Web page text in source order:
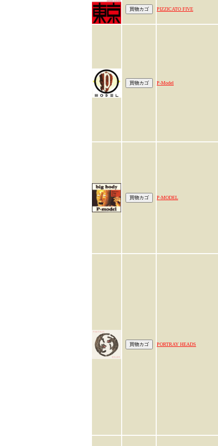
PIZZICATO FIVE
P-Model
P-MODEL
PORTRAY HEADS